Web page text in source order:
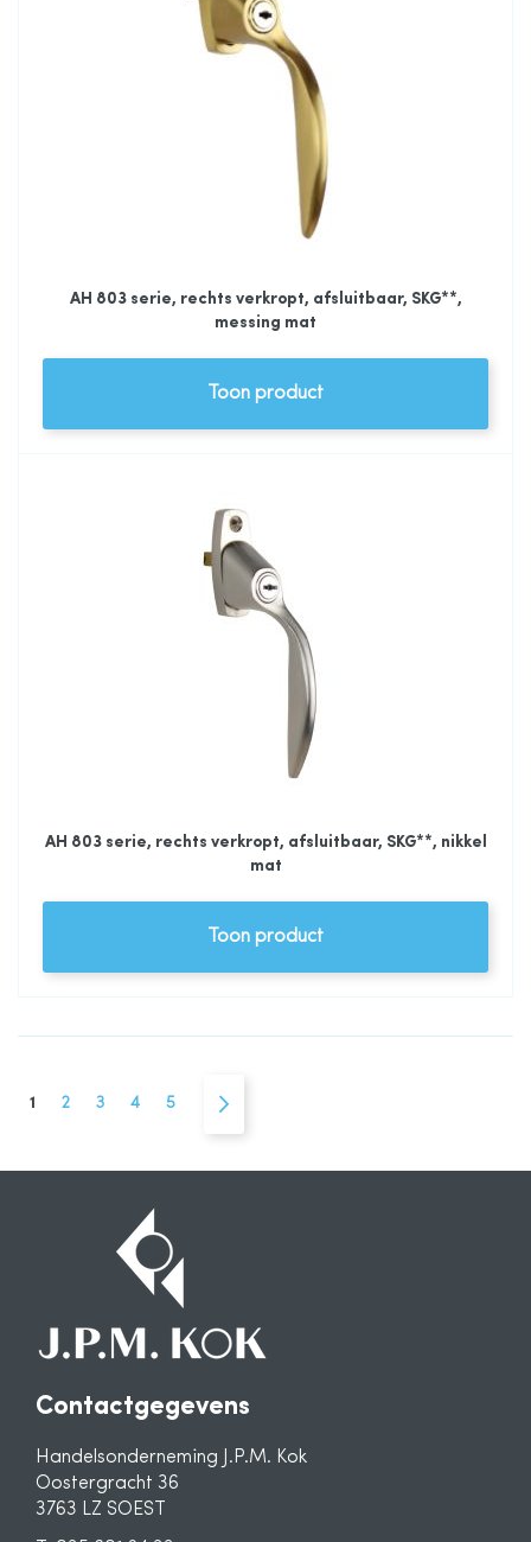
AH 803 serie, rechts verkropt, afsluitbaar, SKG**,
messing mat
Toon product
AH 803 serie, rechts verkropt, afsluitbaar, SKG**, nikkel
mat
Toon product
U lees momenteel pagina
1 Pagina
2 Pagina
3 Pagina
4 Pagina
5
Contactgegevens
Handelsonderneming J.P.M. Kok
Oostergracht 36
3763 LZ SOEST